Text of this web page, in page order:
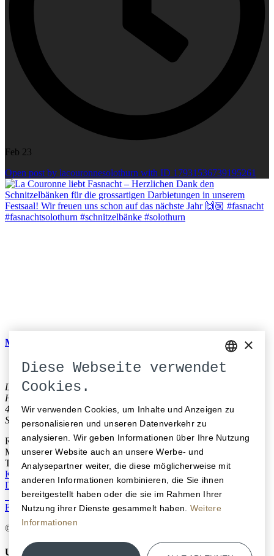
Feb 23
Open post by lacouronnesolothurn with ID 17931536739195261
Melde dich bei unserem Newsletter an und stay up to date.
La Couronne Hotel Restaurant
Hauptgasse 64
4500 Solothurn
Schweiz
Reservation
M
info@lacouronne-solothurn.ch
T
+41 32 625 10 10
Kontakt
Öffnungszeiten Offene Stellen
Datenschutz Impressum
FacebookInstagramLinkedIn
© 2026 La Couronne
Unsere Genossenschaft
FRENCH
×
Diese Webseite verwendet
Cookies.
Wir verwenden Cookies, um Inhalte und Anzeigen zu
personalisieren und unseren Datenverkehr zu
analysieren. Wir geben Informationen über Ihre Nutzung
unserer Website auch an unsere Werbe- und
Analysepartner weiter, die diese möglicherweise mit
anderen Informationen kombinieren, die Sie ihnen
bereitgestellt haben oder die sie im Rahmen Ihrer
Nutzung ihrer Dienste gesammelt haben.
Weitere
Informationen